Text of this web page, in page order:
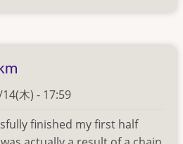
木) - 17:59
finished my first half